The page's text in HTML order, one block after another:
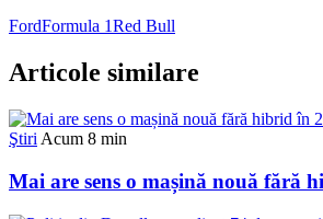
FordFormula 1Red Bull
Articole similare
Ştiri Acum 8 min
Mai are sens o mașină nouă fără